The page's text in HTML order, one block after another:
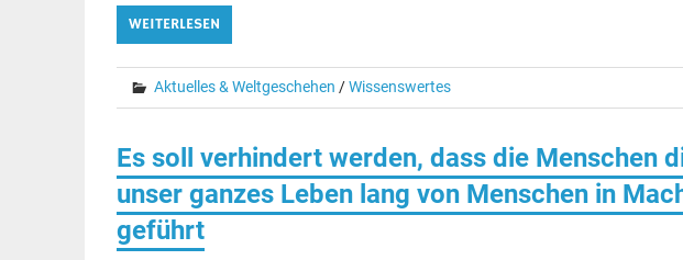
WEITERLESEN
Aktuelles & Weltgeschehen /Wissenswertes
Es soll verhindert werden, dass die Menschen
unser ganzes Leben lang von Menschen in
geführt